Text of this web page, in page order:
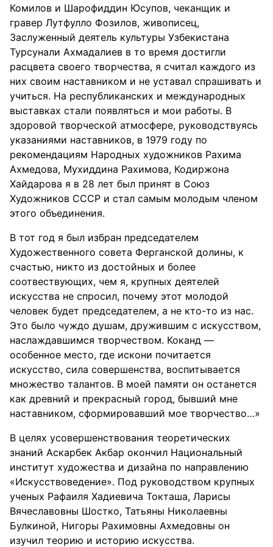
Комилов и Шарофиддин Юсупов, чеканщик и
гравер Лутфулло Фозилов, живописец,
Заслуженный деятель культуры Узбекистана
Турсунали Ахмадалиев в то время достигли
расцвета своего творчества, я считал каждого из
них своим наставником и не уставал спрашивать и
учиться. На республиканских и международных
выставках стали появляться и мои работы. В
здоровой творческой атмосфере, руководствуясь
указаниями наставников, в 1979 году по
рекомендациям Народных художников Рахима
Ахмедова, Мухиддина Рахимова, Кодиржона
Хайдарова я в 28 лет был принят в Союз
Художников СССР и стал самым молодым членом
этого объединения.
В тот год я был избран председателем
Художественного совета Ферганской долины, к
счастью, никто из достойных и более
соотвествующих, чем я, крупных деятелей
искусства не спросил, почему этот молодой
человек будет председателем, а не кто-то из нас.
Это было чуждо душам, дружившим с искусством,
наслаждавшимся творчеством. Коканд —
особенное место, где искони почитается
искусство, сила совершенства, воспитывается
множество талантов. В моей памяти он останется
как древний и прекрасный город, бывший мне
наставником, сформировавший мое творчество…»
В целях усовершенствования теоретических
знаний Аскарбек Акбар окончил Национальный
институт художества и дизайна по направлению
«Искусствоведение». Под руководством крупных
ученых Рафаиля Хадиевича Токташа, Ларисы
Вячеславовны Шостко, Татьяны Николаевны
Булкиной, Нигоры Рахимовны Ахмедовны он
изучил теорию и историю искусства.